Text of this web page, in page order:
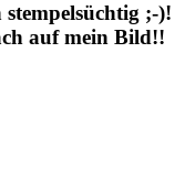
;-)!
auf mein Bild!!